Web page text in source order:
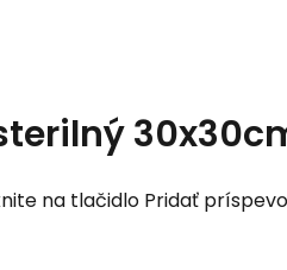
na tlačidlo Pridať